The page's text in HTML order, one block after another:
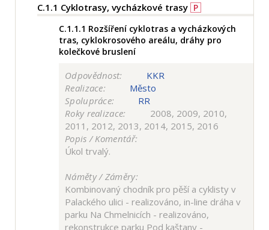
C.1.1 Cyklotrasy, vycházkové trasy P
C.1.1.1 Rozšíření cyklotras a vycházkových
tras, cyklokrosového areálu, dráhy pro
kolečkové bruslení
Odpovědnost:
KKR
Realizace:
Město
Spolupráce:
RR
Roky realizace:
2008, 2009, 2010,
2011, 2012, 2013, 2014, 2015, 2016
Popis / Komentář:
Úkol trvalý.
Náměty / Záměry:
Kombinovaný chodník pro pěší a cyklisty v
Palackého ulici - realizováno, in-line dráha v
parku Na Chmelnicích - realizováno,
rekonstrukce parku Pod kaštany -